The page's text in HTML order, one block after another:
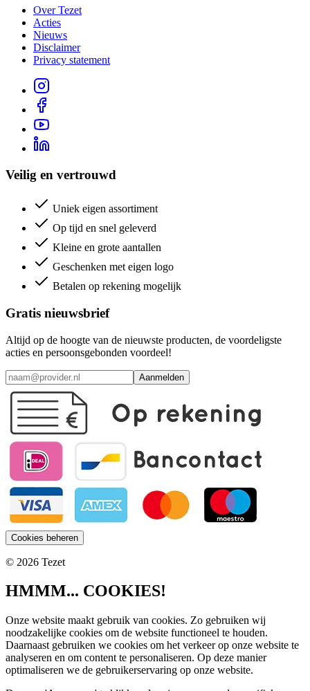
Over Tezet
Acties
Nieuws
Disclaimer
Privacy statement
Veilig en vertrouwd
Uniek eigen assortiment
Op tijd en snel geleverd
Kleine en grote aantallen
Geschenken met eigen logo
Betalen op rekening mogelijk
Gratis nieuwsbrief
Altijd op de hoogte van de nieuwste producten, de voordeligste
acties en persoonsgebonden voordeel!
Aanmelden
Cookies beheren
© 2026 Tezet
HMMM... COOKIES!
Onze website maakt gebruik van cookies. Zo gebruiken wij
noodzakelijke cookies om de website functioneel te houden.
Daarnaast gebruiken we cookies om het verkeer op onze website te
analyseren en om content te personaliseren. Op deze manier
optimaliseren we de gebruikerservaring op onze website.
Meld je aan voor onze
nu van 10% korting op
Sintpakketten!
Ontvang als eerste updates over